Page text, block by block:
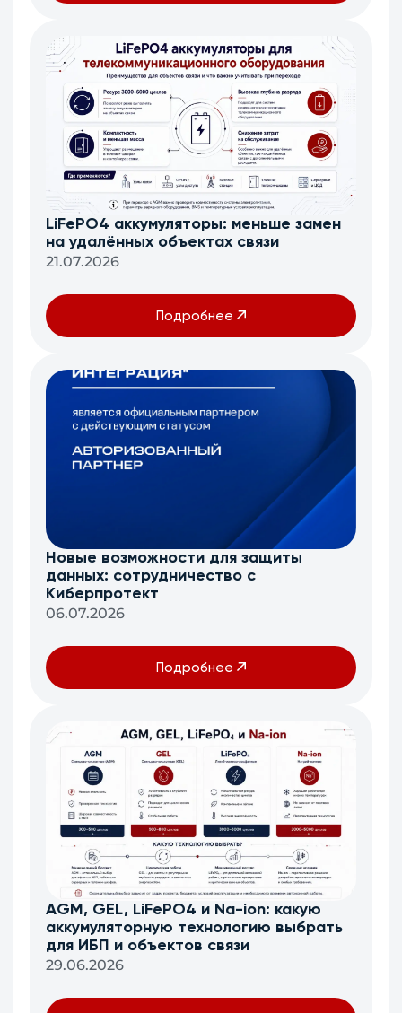
LiFePO4 аккумуляторы: меньше замен
на удалённых объектах связи
21.07.2026
Подробнее
Новые возможности для защиты
данных: сотрудничество с
Киберпротект
06.07.2026
Подробнее
AGM, GEL, LiFePO4 и Na-ion: какую
аккумуляторную технологию выбрать
для ИБП и объектов связи
29.06.2026